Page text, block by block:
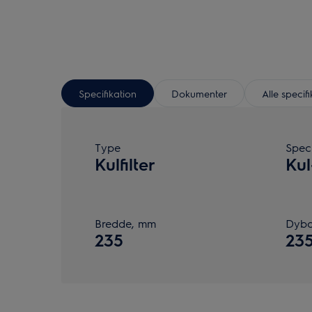
Specifikation Dokumenter Alle
Type
Kulfilter
Bredde, mm
235